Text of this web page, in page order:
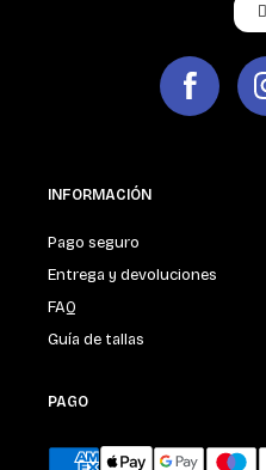
INFORMACIÓN
Pago seguro
Entrega y devoluciones
FAQ
Guía de tallas
PAGO